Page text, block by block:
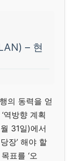
– 현
의 동력을 얻
역방향 계획
31일)에서
장’ 해야 할
표를 ‘오